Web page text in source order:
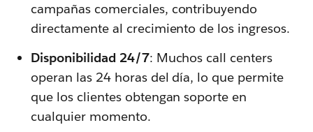
campañas comerciales, contribuyendo
directamente al crecimiento de los ingresos.
Disponibilidad 24/7: Muchos call centers
operan las 24 horas del día, lo que permite
que los clientes obtengan soporte en
cualquier momento.